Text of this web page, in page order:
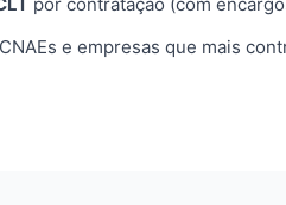
e empresas que mais